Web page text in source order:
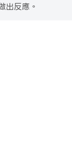
反應。